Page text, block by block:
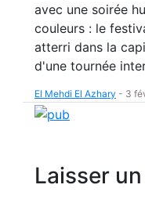
avec une soirée
couleurs : le
atterri dans la
d'une tournée
El Mehdi El Azhary - 3
Laisser